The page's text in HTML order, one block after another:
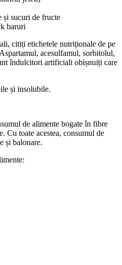
și sucuri de fructe
baruri
citiți etichetele nutriționale de pe
acesulfamul, sorbitolul,
îndulcitori artificiali obișnuiți care
și insolubile.
de alimente bogate în fibre
Cu toate acestea, consumul de
și balonare.